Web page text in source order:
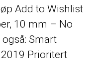
Add to Wishlist
10 mm – No
Smart
Prioritert